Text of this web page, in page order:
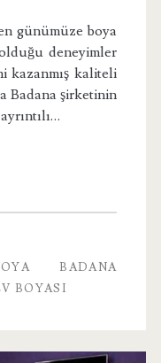
günümüze boya
deneyimler
kazanmış kaliteli
Badana şirketinin
BADANA
BOYASI